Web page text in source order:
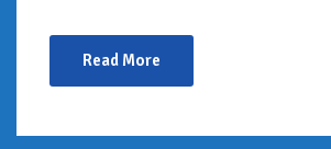
Read More